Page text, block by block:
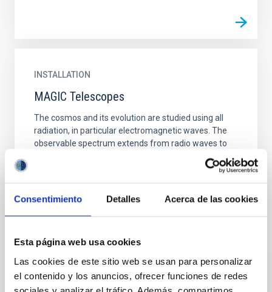
Consentimiento Detalles Acerca de las cookies
Esta página web usa cookies
Las cookies de este sitio web se usan para personalizar
el contenido y los anuncios, ofrecer funciones de redes
INSTALLATION
MAGIC Telescopes
The cosmos and its evolution are studied using all
radiation, in particular electromagnetic waves. The
observable spectrum extends from radio waves to
EVENT
Perseidas 2023 desde Canarias y